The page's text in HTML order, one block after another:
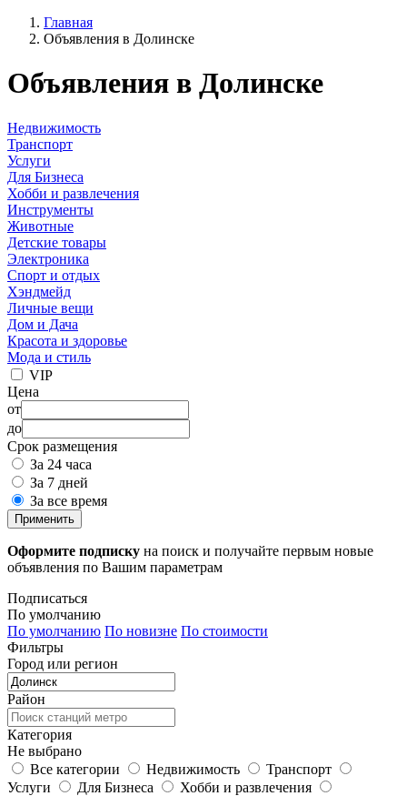
Главная
Объявления в Долинске
Объявления в Долинске
Недвижимость
Транспорт
Услуги
Для Бизнеса
Хобби и развлечения
Инструменты
Животные
Детские товары
Электроника
Спорт и отдых
Хэндмейд
Личные вещи
Дом и Дача
Красота и здоровье
Мода и стиль
VIP
Цена
от
до
Срок размещения
За 24 часа
За 7 дней
За все время
Применить
Оформите подписку на поиск и получайте первым новые
объявления по Вашим параметрам
Подписаться
По умолчанию
По умолчанию По новизне По стоимости
Фильтры
Город или регион
Район
Категория
Не выбрано
Все категории
Недвижимость
Транспорт
Услуги
Для Бизнеса
Хобби и развлечения